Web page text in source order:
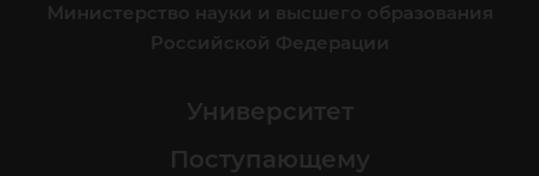
Министерство науки и высшего образования
Российской Федерации
Университет
Поступающему